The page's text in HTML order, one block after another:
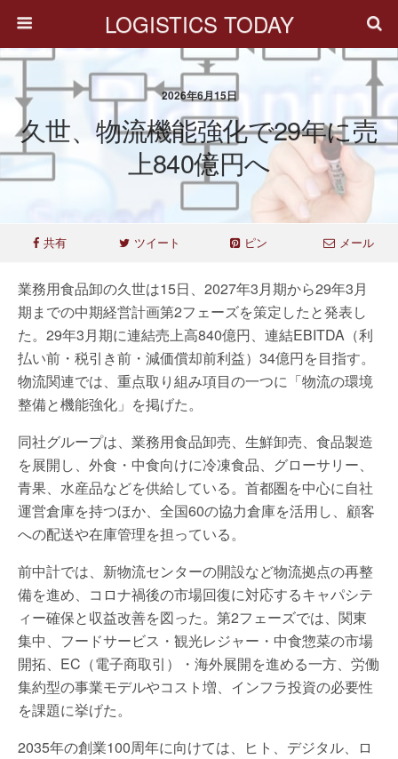
LOGISTICS TODAY
2026年6月15日
久世、物流機能強化で29年に売
上840億円へ
共有 ツイート ピン メール
業務用食品卸の久世は15日、2027年3月期から29年3月
期までの中期経営計画第2フェーズを策定したと発表し
た。29年3月期に連結売上高840億円、連結EBITDA（利
払い前・税引き前・減価償却前利益）34億円を目指す。
物流関連では、重点取り組み項目の一つに「物流の環境
整備と機能強化」を掲げた。
同社グループは、業務用食品卸売、生鮮卸売、食品製造
を展開し、外食・中食向けに冷凍食品、グローサリー、
青果、水産品などを供給している。首都圏を中心に自社
運営倉庫を持つほか、全国60の協力倉庫を活用し、顧客
への配送や在庫管理を担っている。
前中計では、新物流センターの開設など物流拠点の再整
備を進め、コロナ禍後の市場回復に対応するキャパシテ
ィー確保と収益改善を図った。第2フェーズでは、関東
集中、フードサービス・観光レジャー・中食惣菜の市場
開拓、EC（電子商取引）・海外展開を進める一方、労働
集約型の事業モデルやコスト増、インフラ投資の必要性
を課題に挙げた。
2035年の創業100周年に向けては、ヒト、デジタル、ロ